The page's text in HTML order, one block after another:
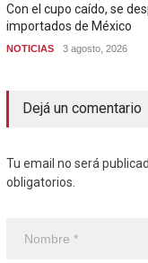
Con el cupo caído, se
importados de México
NOTICIAS 3 agosto, 2026
Dejá un comentario
Tu email no será
obligatorios.